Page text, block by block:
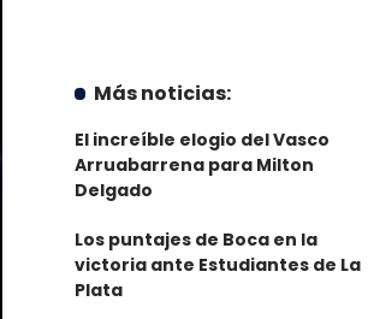
Más noticias:
El increíble elogio del Vasco
Arruabarrena para Milton
Delgado
Los puntajes de Boca en la
victoria ante Estudiantes de La
Plata